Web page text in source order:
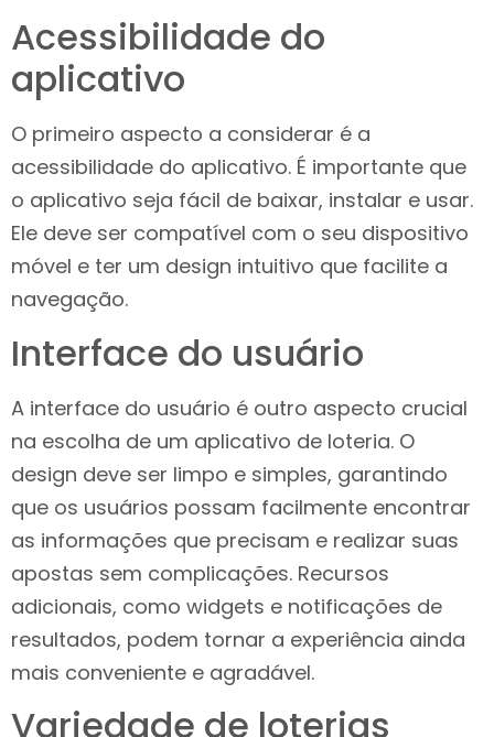
Acessibilidade do
aplicativo
O primeiro aspecto a considerar é a
acessibilidade do aplicativo. É importante que
o aplicativo seja fácil de baixar, instalar e usar.
Ele deve ser compatível com o seu dispositivo
móvel e ter um design intuitivo que facilite a
navegação.
Interface do usuário
A interface do usuário é outro aspecto crucial
na escolha de um aplicativo de loteria. O
design deve ser limpo e simples, garantindo
que os usuários possam facilmente encontrar
as informações que precisam e realizar suas
apostas sem complicações. Recursos
adicionais, como widgets e notificações de
resultados, podem tornar a experiência ainda
mais conveniente e agradável.
Variedade de loterias